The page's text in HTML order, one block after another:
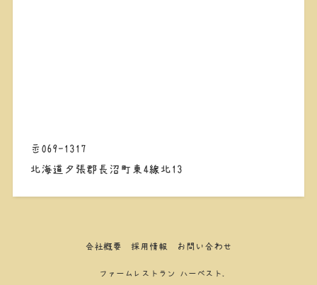
〒069-1317
北海道夕張郡長沼町東4線北13
会社概要 採用情報 お問い合わせ
ファームレストラン ハーベスト.